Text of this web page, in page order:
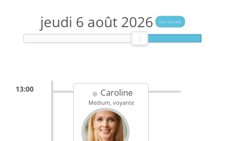
jeudi 6 août 2026
Jour suivant
13:00 Caroline
Medium, voyante